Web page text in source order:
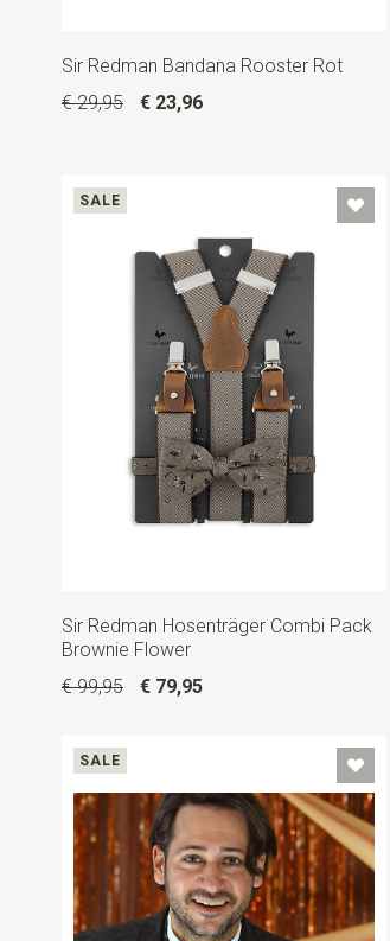
Sir Redman Bandana Rooster Rot
€ 29,95
€ 23,96
SALE
Sir Redman Hosenträger Combi Pack
Brownie Flower
€ 99,95
€ 79,95
SALE